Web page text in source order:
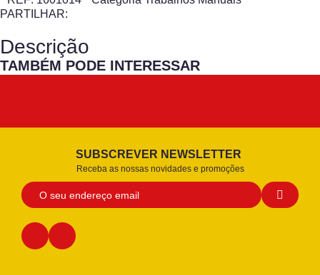
PARTILHAR:
Descrição
TAMBÉM PODE INTERESSAR
SUBSCREVER NEWSLETTER
Receba as nossas novidades e promoções